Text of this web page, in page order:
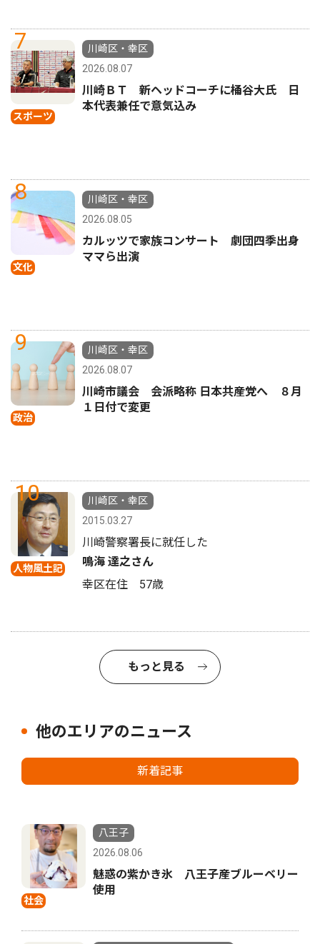
7
スポーツ
川崎区・幸区
2026.08.07
川崎ＢＴ 新ヘッドコーチに桶谷大氏 日
本代表兼任で意気込み
8
文化
川崎区・幸区
2026.08.05
カルッツで家族コンサート 劇団四季出身
ママら出演
9
政治
川崎区・幸区
2026.08.07
川崎市議会 会派略称 日本共産党へ ８月
１日付で変更
10
人物風土記
川崎区・幸区
2015.03.27
川崎警察署長に就任した
鳴海 達之さん
幸区在住 57歳
もっと見る
他のエリアのニュース
新着記事
社会
八王子
2026.08.06
魅惑の紫かき氷 八王子産ブルーベリー
使用